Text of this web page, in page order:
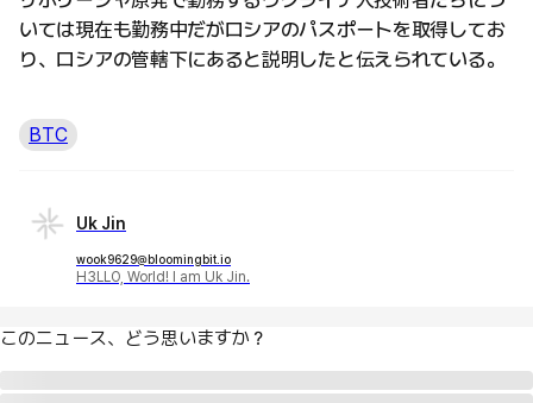
いては現在も勤務中だがロシアのパスポートを取得してお
り、ロシアの管轄下にあると説明したと伝えられている。
BTC
Uk Jin
wook9629@bloomingbit.io
H3LLO, World! I am Uk Jin.
このニュース、どう思いますか？